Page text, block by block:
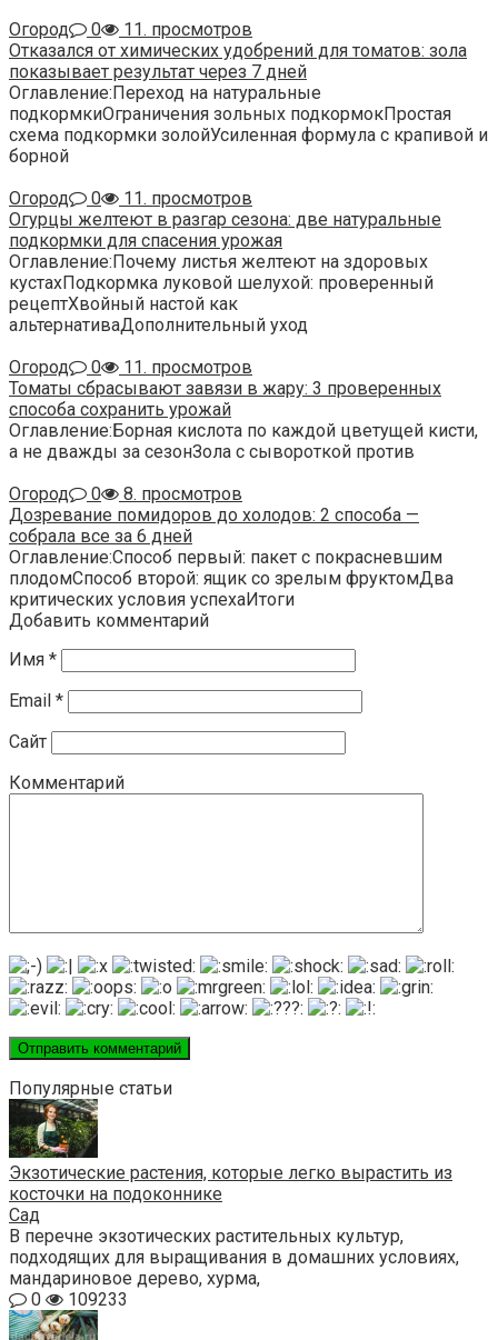
Огород
0
11. просмотров
Отказался от химических удобрений для томатов: зола
показывает результат через 7 дней
Оглавление:Переход на натуральные
подкормкиОграничения зольных подкормокПростая
схема подкормки золойУсиленная формула с крапивой и
борной
Огород
0
11. просмотров
Огурцы желтеют в разгар сезона: две натуральные
подкормки для спасения урожая
Оглавление:Почему листья желтеют на здоровых
кустахПодкормка луковой шелухой: проверенный
рецептХвойный настой как
альтернативаДополнительный уход
Огород
0
11. просмотров
Томаты сбрасывают завязи в жару: 3 проверенных
способа сохранить урожай
Оглавление:Борная кислота по каждой цветущей кисти,
а не дважды за сезонЗола с сывороткой против
Огород
0
8. просмотров
Дозревание помидоров до холодов: 2 способа —
собрала все за 6 дней
Оглавление:Способ первый: пакет с покрасневшим
плодомСпособ второй: ящик со зрелым фруктомДва
критических условия успехаИтоги
Добавить комментарий
Имя *
Email *
Сайт
Комментарий
Популярные статьи
Экзотические растения, которые легко вырастить из
косточки на подоконнике
Сад
В перечне экзотических растительных культур,
подходящих для выращивания в домашних условиях,
мандариновое дерево, хурма,
0
109233